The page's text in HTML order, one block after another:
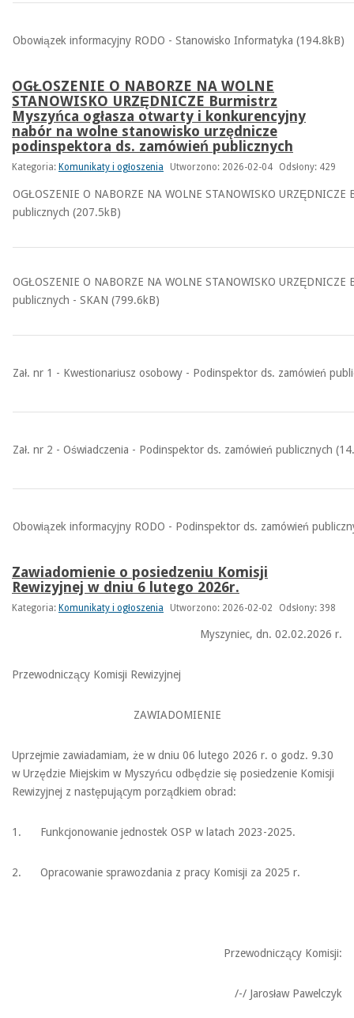
Obowiązek informacyjny RODO - Stanowisko Informatyka (194.8kB)
OGŁOSZENIE O NABORZE NA WOLNE
STANOWISKO URZĘDNICZE Burmistrz
Myszyńca ogłasza otwarty i konkurencyjny
nabór na wolne stanowisko urzędnicze
podinspektora ds. zamówień publicznych
Kategoria: Komunikaty i ogłoszenia Utworzono: 2026-02-04 Odsłony: 429
OGŁOSZENIE O NABORZE NA WOLNE STANOWISKO
publicznych (207.5kB)
OGŁOSZENIE O NABORZE NA WOLNE STANOWISKO
publicznych - SKAN (799.6kB)
Zał. nr 1 - Kwestionariusz osobowy - Podinspektor ds. zamówień
Zał. nr 2 - Oświadczenia - Podinspektor ds. zamówień publicznych
Obowiązek informacyjny RODO - Podinspektor ds. zamówień
Zawiadomienie o posiedzeniu Komisji
Rewizyjnej w dniu 6 lutego 2026r.
Kategoria: Komunikaty i ogłoszenia Utworzono: 2026-02-02 Odsłony: 398
Myszyniec, dn. 02.02.2026 r.
Przewodniczący Komisji Rewizyjnej
ZAWIADOMIENIE
Uprzejmie zawiadamiam, że w dniu 06 lutego 2026 r. o godz. 9.30
w Urzędzie Miejskim w Myszyńcu odbędzie się posiedzenie Komisji
Rewizyjnej z następującym porządkiem obrad:
1. Funkcjonowanie jednostek OSP w latach 2023-2025.
2. Opracowanie sprawozdania z pracy Komisji za 2025 r.
Przewodniczący Komisji:
/-/ Jarosław Pawelczyk